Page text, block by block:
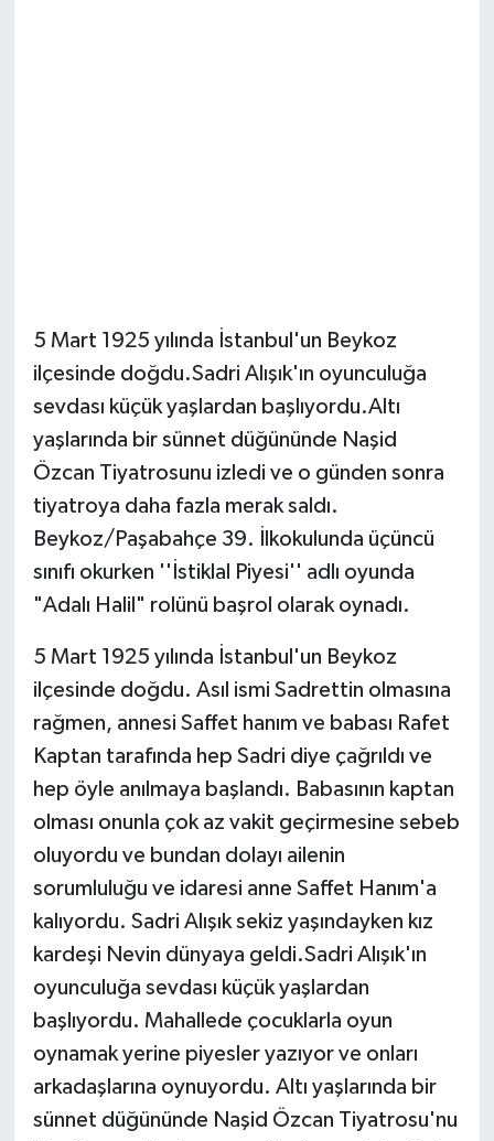
5 Mart 1925 yılında İstanbul'un Beykoz
ilçesinde doğdu.Sadri Alışık'ın oyunculuğa
sevdası küçük yaşlardan başlıyordu.Altı
yaşlarında bir sünnet düğününde Naşid
Özcan Tiyatrosunu izledi ve o günden sonra
tiyatroya daha fazla merak saldı.
Beykoz/Paşabahçe 39. İlkokulunda üçüncü
sınıfı okurken ''İstiklal Piyesi'' adlı oyunda
"Adalı Halil" rolünü başrol olarak oynadı.
5 Mart 1925 yılında İstanbul'un Beykoz
ilçesinde doğdu. Asıl ismi Sadrettin olmasına
rağmen, annesi Saffet hanım ve babası Rafet
Kaptan tarafında hep Sadri diye çağrıldı ve
hep öyle anılmaya başlandı. Babasının kaptan
olması onunla çok az vakit geçirmesine sebeb
oluyordu ve bundan dolayı ailenin
sorumluluğu ve idaresi anne Saffet Hanım'a
kalıyordu. Sadri Alışık sekiz yaşındayken kız
kardeşi Nevin dünyaya geldi.Sadri Alışık'ın
oyunculuğa sevdası küçük yaşlardan
başlıyordu. Mahallede çocuklarla oyun
oynamak yerine piyesler yazıyor ve onları
arkadaşlarına oynuyordu. Altı yaşlarında bir
sünnet düğününde Naşid Özcan Tiyatrosu'nu